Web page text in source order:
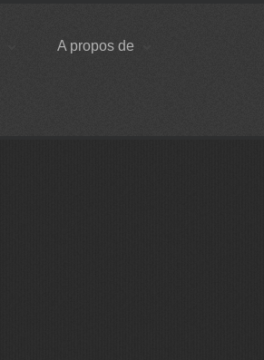
A propos de